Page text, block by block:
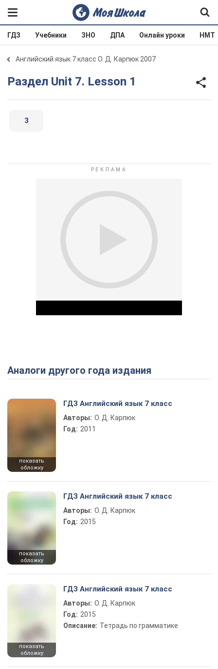
ГДЗ Учебники ЗНО ДПА Онлайн уроки НМТ
Английский язык 7 класс О. Д. Карпюк 2007
Раздел Unit 7. Lesson 1
3
Play Video
Аналоги другого года издания
показать
обложку
ГДЗ Английский язык 7 класс
Авторы: О. Д. Карпюк
Год: 2011
показать
обложку
ГДЗ Английский язык 7 класс
Авторы: О. Д. Карпюк
Год: 2015
показать
обложку
ГДЗ Английский язык 7 класс
Авторы: О. Д. Карпюк
Год: 2015
Описание: Тетрадь по грамматике